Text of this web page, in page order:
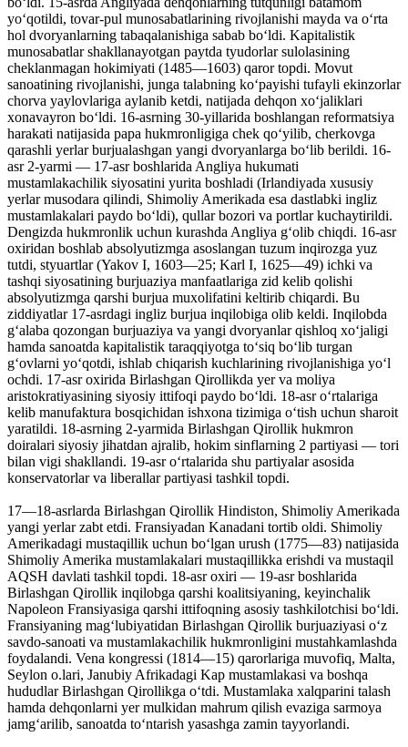
yoʻqotildi, tovar-pul munosabatlarining rivojlanishi mayda va oʻrta
hol dvoryanlarning tabaqalanishiga sabab boʻldi. Kapitalistik
munosabatlar shakllanayotgan paytda tyudorlar sulolasining
cheklanmagan hokimiyati (1485—1603) qaror topdi. Movut
sanoatining rivojlanishi, junga talabning koʻpayishi tufayli ekinzorlar
chorva yaylovlariga aylanib ketdi, natijada dehqon xoʻjaliklari
xonavayron boʻldi. 16-asrning 30-yillarida boshlangan reformatsiya
harakati natijasida papa hukmronligiga chek qoʻyilib, cherkovga
qarashli yerlar burjualashgan yangi dvoryanlarga boʻlib berildi. 16-
asr 2-yarmi — 17-asr boshlarida Angliya hukumati
mustamlakachilik siyosatini yurita boshladi (Irlandiyada xususiy
yerlar musodara qilindi, Shimoliy Amerikada esa dastlabki ingliz
mustamlakalari paydo boʻldi), qullar bozori va portlar kuchaytirildi.
Dengizda hukmronlik uchun kurashda Angliya gʻolib chiqdi. 16-asr
oxiridan boshlab absolyutizmga asoslangan tuzum inqirozga yuz
tutdi, styuartlar (Yakov I, 1603—25; Karl I, 1625—49) ichki va
tashqi siyosatining burjuaziya manfaatlariga zid kelib qolishi
absolyutizmga qarshi burjua muxolifatini keltirib chiqardi. Bu
ziddiyatlar 17-asrdagi ingliz burjua inqilobiga olib keldi. Inqilobda
gʻalaba qozongan burjuaziya va yangi dvoryanlar qishloq xoʻjaligi
hamda sanoatda kapitalistik taraqqiyotga toʻsiq boʻlib turgan
gʻovlarni yoʻqotdi, ishlab chiqarish kuchlarining rivojlanishiga yoʻl
ochdi. 17-asr oxirida Birlashgan Qirollikda yer va moliya
aristokratiyasining siyosiy ittifoqi paydo boʻldi. 18-asr oʻrtalariga
kelib manufaktura bosqichidan ishxona tizimiga oʻtish uchun sharoit
yaratildi. 18-asrning 2-yarmida Birlashgan Qirollik hukmron
doiralari siyosiy jihatdan ajralib, hokim sinflarning 2 partiyasi — tori
bilan vigi shakllandi. 19-asr oʻrtalarida shu partiyalar asosida
konservatorlar va liberallar partiyasi tashkil topdi.
17—18-asrlarda Birlashgan Qirollik Hindiston, Shimoliy Amerikada
yangi yerlar zabt etdi. Fransiyadan Kanadani tortib oldi. Shimoliy
Amerikadagi mustaqillik uchun boʻlgan urush (1775—83) natijasida
Shimoliy Amerika mustamlakalari mustaqillikka erishdi va mustaqil
AQSH davlati tashkil topdi. 18-asr oxiri — 19-asr boshlarida
Birlashgan Qirollik inqilobga qarshi koalitsiyaning, keyinchalik
Napoleon Fransiyasiga qarshi ittifoqning asosiy tashkilotchisi boʻldi.
Fransiyaning magʻlubiyatidan Birlashgan Qirollik burjuaziyasi oʻz
savdo-sanoati va mustamlakachilik hukmronligini mustahkamlashda
foydalandi. Vena kongressi (1814—15) qarorlariga muvofiq, Malta,
Seylon o.lari, Janubiy Afrikadagi Kap mustamlakasi va boshqa
hududlar Birlashgan Qirollikga oʻtdi. Mustamlaka xalqparini talash
hamda dehqonlarni yer mulkidan mahrum qilish evaziga sarmoya
jamgʻarilib, sanoatda toʻntarish yasashga zamin tayyorlandi.